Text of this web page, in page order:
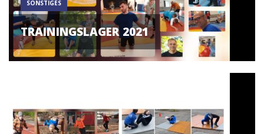
SONSTIGES
TRAININGSLAGER 2021